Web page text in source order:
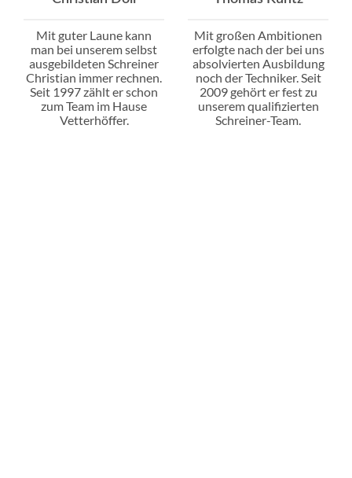
Mit guter Laune kann
man bei unserem selbst
ausgebildeten Schreiner
Christian immer rechnen.
Seit 1997 zählt er schon
zum Team im Hause
Vetterhöffer.
Mit großen Ambitionen
erfolgte nach der bei uns
absolvierten Ausbildung
noch der Techniker. Seit
2009 gehört er fest zu
unserem qualifizierten
Schreiner-Team.